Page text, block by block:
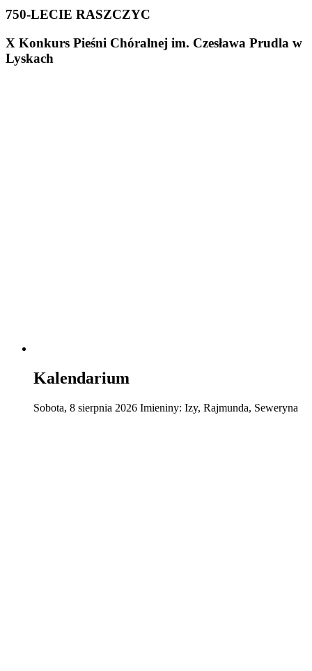
750-LECIE RASZCZYC
X Konkurs Pieśni Chóralnej im. Czesława Prudla w
Lyskach
Kalendarium
Sobota, 8 sierpnia 2026 Imieniny: Izy, Rajmunda, Seweryna